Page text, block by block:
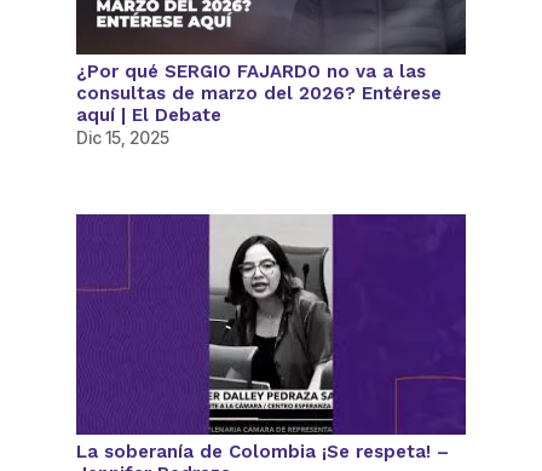
¿Por qué SERGIO FAJARDO no va a las
consultas de marzo del 2026? Entérese
aquí | El Debate
Dic 15, 2025
La soberanía de Colombia ¡Se respeta! –